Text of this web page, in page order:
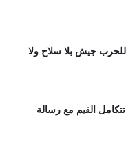
للحرب جيش بلا سلاح ولا
القيم مع رسالة